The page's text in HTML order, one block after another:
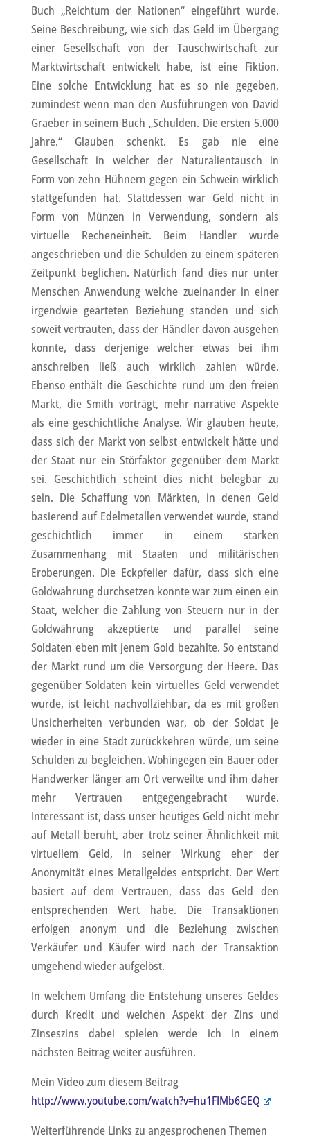
Buch „Reichtum der Nationen“ eingeführt wurde.
Seine Beschreibung, wie sich das Geld im Übergang
einer Gesellschaft von der Tauschwirtschaft zur
Marktwirtschaft entwickelt habe, ist eine Fiktion.
Eine solche Entwicklung hat es so nie gegeben,
zumindest wenn man den Ausführungen von David
Graeber in seinem Buch „Schulden. Die ersten 5.000
Jahre.“ Glauben schenkt. Es gab nie eine
Gesellschaft in welcher der Naturalientausch in
Form von zehn Hühnern gegen ein Schwein wirklich
stattgefunden hat. Stattdessen war Geld nicht in
Form von Münzen in Verwendung, sondern als
virtuelle Recheneinheit. Beim Händler wurde
angeschrieben und die Schulden zu einem späteren
Zeitpunkt beglichen. Natürlich fand dies nur unter
Menschen Anwendung welche zueinander in einer
irgendwie gearteten Beziehung standen und sich
soweit vertrauten, dass der Händler davon ausgehen
konnte, dass derjenige welcher etwas bei ihm
anschreiben ließ auch wirklich zahlen würde.
Ebenso enthält die Geschichte rund um den freien
Markt, die Smith vorträgt, mehr narrative Aspekte
als eine geschichtliche Analyse. Wir glauben heute,
dass sich der Markt von selbst entwickelt hätte und
der Staat nur ein Störfaktor gegenüber dem Markt
sei. Geschichtlich scheint dies nicht belegbar zu
sein. Die Schaffung von Märkten, in denen Geld
basierend auf Edelmetallen verwendet wurde, stand
geschichtlich immer in einem starken
Zusammenhang mit Staaten und militärischen
Eroberungen. Die Eckpfeiler dafür, dass sich eine
Goldwährung durchsetzen konnte war zum einen ein
Staat, welcher die Zahlung von Steuern nur in der
Goldwährung akzeptierte und parallel seine
Soldaten eben mit jenem Gold bezahlte. So entstand
der Markt rund um die Versorgung der Heere. Das
gegenüber Soldaten kein virtuelles Geld verwendet
wurde, ist leicht nachvollziehbar, da es mit großen
Unsicherheiten verbunden war, ob der Soldat je
wieder in eine Stadt zurückkehren würde, um seine
Schulden zu begleichen. Wohingegen ein Bauer oder
Handwerker länger am Ort verweilte und ihm daher
mehr Vertrauen entgegengebracht wurde.
Interessant ist, dass unser heutiges Geld nicht mehr
auf Metall beruht, aber trotz seiner Ähnlichkeit mit
virtuellem Geld, in seiner Wirkung eher der
Anonymität eines Metallgeldes entspricht. Der Wert
basiert auf dem Vertrauen, dass das Geld den
entsprechenden Wert habe. Die Transaktionen
erfolgen anonym und die Beziehung zwischen
Verkäufer und Käufer wird nach der Transaktion
umgehend wieder aufgelöst.
In welchem Umfang die Entstehung unseres Geldes
durch Kredit und welchen Aspekt der Zins und
Zinseszins dabei spielen werde ich in einem
nächsten Beitrag weiter ausführen.
Mein Video zum diesem Beitrag
http://www.youtube.com/watch?v=hu1FIMb6GEQ
Weiterführende Links zu angesprochenen Themen